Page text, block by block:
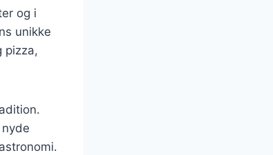
og i
unikke
pizza,